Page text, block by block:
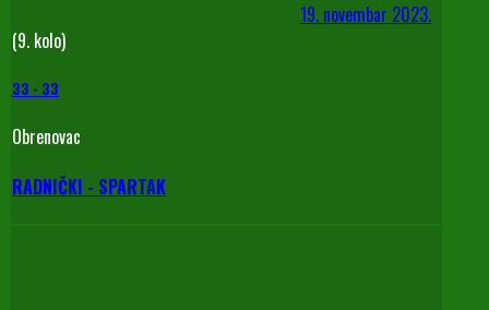
19. novembar 2023.
(9. kolo)
33 - 33
Obrenovac
RADNIČKI - SPARTAK